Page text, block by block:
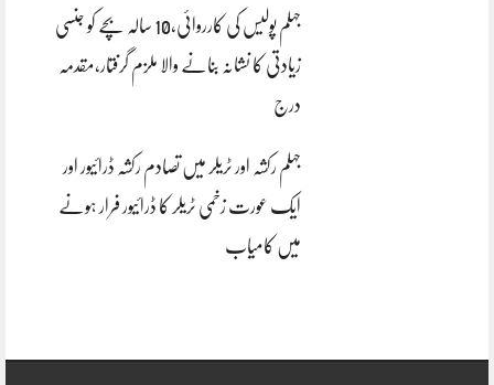
جہلم پولیس کی کارروائی،10 سالہ بچے کو جنسی
زیادتی کا نشانہ بنانے والا ملزم گرفتار،مقدمہ
درج
جہلم رکشہ اور ٹریلر میں تصادم رکشہ ڈرائیور اور
ایک عورت زخمی ٹریلر کا ڈرائیور فرار ہونے
میں کامیاب